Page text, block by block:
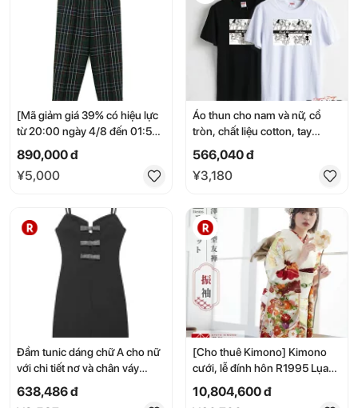
[Mã giảm giá 39% có hiệu lực
từ 20:00 ngày 4/8 đến 01:59
ngày 11/8] Quần len kẻ caro
nữ J.PRESS, size W66 H92,
màu xanh lá cây [Đã qua sử
890,000 đ
¥5,000
Áo thun cho nam và nữ, cổ
tròn, chất liệu cotton, tay
ngắn, dễ thương và thời trang,
cá tính, hoàn hảo cho các cặp
đôi, phối đồ đồng bộ, đồ lưu
ngựa để tán tỉnh các cô gái.
566,040 đ
¥3,180
Đầm tunic dáng chữ A cho nữ
với chi tiết nơ và chân váy
ngắn. Kiểu dáng thời trang và
thanh lịch, hoàn hảo cho công
638,486 đ
[Cho thuê Kimono] Kimono
cưới, lễ đính hôn R1995 Lụa
nguyên chất [Yoshizawa
Yuzen] Xô vỏ sò trắng với hoa
10,804,600 đ